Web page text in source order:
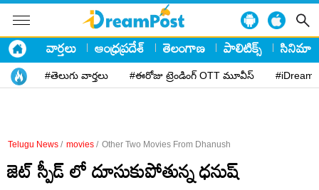
వార్తలు ఆంధ్రప్రదేశ్ తెలంగాణ పాలిటిక్స్ సినిమా
#తెలుగు వార్తలు #ఈరోజు ట్రెండింగ్ OTT మూవీస్
Telugu News / movies / Other Two Movies From Dhanush
జెట్ స్పీడ్ లో దూసుకుపోతున్న ధనుష్